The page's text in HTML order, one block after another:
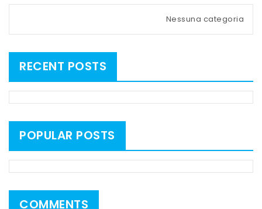
Nessuna categoria
RECENT POSTS
POPULAR POSTS
COMMENTS